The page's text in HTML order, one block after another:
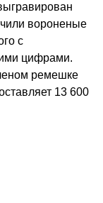
вороненые
с
цифрами.
ремешке
13 600